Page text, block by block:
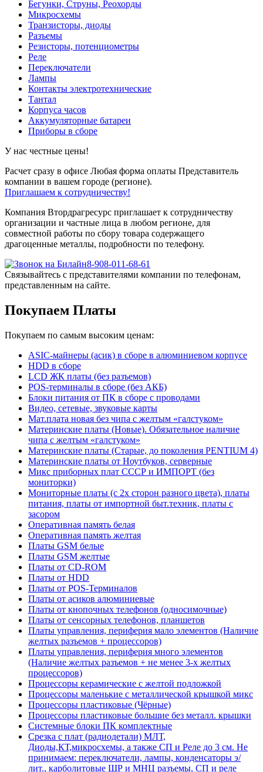
Бегунки, Струны, Реохорды
Микросхемы
Транзисторы, диоды
Разъемы
Резисторы, потенциометры
Реле
Переключатели
Лампы
Контакты электротехнические
Тантал
Корпуса часов
Аккумуляторные батареи
Приборы в сборе
У нас честные цены!
Расчет сразу в офисе Любая форма оплаты Представитель
компании в вашем городе (регионе).
Приглашаем к сотрудничеству!
Компания Втордрагресурс приглашает к сотрудничеству
организации и частные лица в любом регионе, для
совместной работы по сбору товара содержащего
драгоценные металлы, подробности по телефону.
8-908-011-68-61
Связывайтесь с представителями компании по телефонам,
представленным на сайте.
Покупаем Платы
Покупаем по самым высоким ценам:
ASIC-майнеры (асик) в сборе в алюминиевом корпусе
HDD в сборе
LCD ЖК платы (без разъемов)
POS-терминалы в сборе (без АКБ)
Блоки питания от ПК в сборе с проводами
Видео, сетевые, звуковые карты
Мат.плата новая без чипа с желтым «галстуком»
Материнские платы (Новые). Обязательное наличие
чипа с желтым «галстуком»
Материнские платы (Старые, до поколения PENTIUM 4)
Материнские платы от Ноутбуков, серверные
Микс приборных плат СССР и ИМПОРТ (без
мониторки)
Мониторные платы (с 2х сторон разного цвета), платы
питания, платы от импортной быт.техник, платы с
засором
Оперативная память белая
Оперативная память желтая
Платы GSM белые
Платы GSM желтые
Платы от CD-ROM
Платы от HDD
Платы от POS-Терминалов
Платы от асиков алюминиевые
Платы от кнопочных телефонов (односимочные)
Платы от сенсорных телефонов, планшетов
Платы управления, периферия мало элементов (Наличие
желтых разъемов + процессоров)
Платы управления, периферия много элементов
(Наличие желтых разъемов + не менее 3-х желтых
процессоров)
Процессоры керамические с желтой подложкой
Процессоры маленькие с металлической крышкой микс
Процессоры пластиковые (Чёрные)
Процессоры пластиковые большие без металл. крышки
Системные блоки ПК комплектные
Срезка с плат (радиодетали) МЛТ,
Диоды,КТ,микросхемы, а также СП и Реле до 3 см. Не
принимаем: переключатели, лампы, конденсаторы э/
лит., карболитовые ШР и МНЦ разъемы, СП и реле